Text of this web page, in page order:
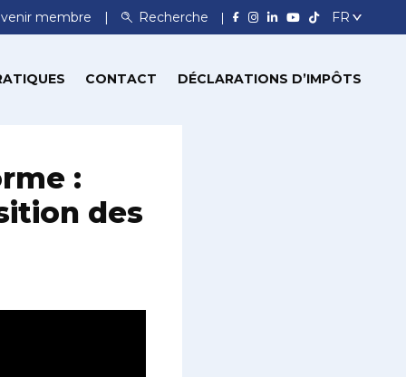
membre Recherche
CONTACT DÉCLARATIONS D’IMPÔTS
:
des